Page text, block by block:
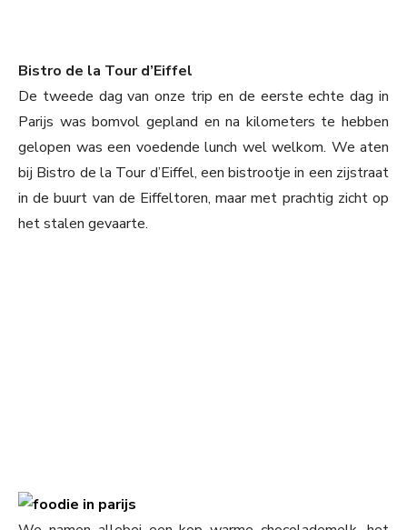
Bistro de la Tour d’Eiffel
De tweede dag van onze trip en de eerste echte dag in
Parijs was bomvol gepland en na kilometers te hebben
gelopen was een voedende lunch wel welkom. We aten
bij Bistro de la Tour d’Eiffel, een bistrootje in een zijstraat
in de buurt van de Eiffeltoren, maar met prachtig zicht op
het stalen gevaarte.